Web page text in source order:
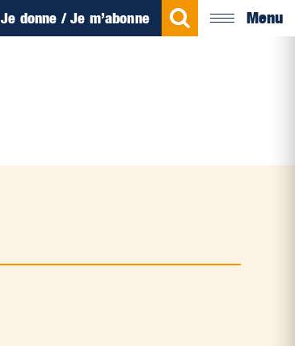
Je donne / Je m’abonne Menu